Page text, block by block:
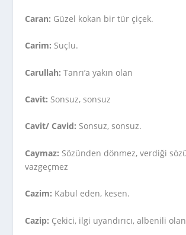
Caran: Güzel kokan bir tür çiçek.
Carim: Suçlu.
Carullah: Tanrı’a yakın olan
Cavit: Sonsuz, sonsuz
Cavit/ Cavid: Sonsuz, sonsuz.
Caymaz: Sözünden dönmez, verdiği
vazgeçmez
Cazim: Kabul eden, kesen.
Cazip: Çekici, ilgi uyandırıcı, albenili